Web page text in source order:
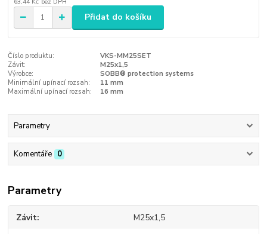
Přidat do košíku
Číslo produktu:
VKS-MM25SET
Závit:
M25x1,5
Výrobce:
SOBB® protection systems
Minimální upínací rozsah:
11 mm
Maximální upínací rozsah:
16 mm
Parametry
Komentáře 0
Parametry
Závit M25x1,5